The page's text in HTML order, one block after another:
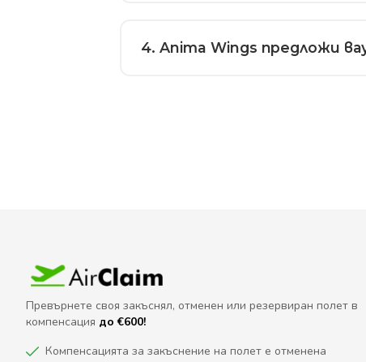
4. Anima Wings предложи
Превърнете своя закъснял, отменен или резервиран полет в
компенсация до €600!
Компенсацията за закъснение на полет е отменена